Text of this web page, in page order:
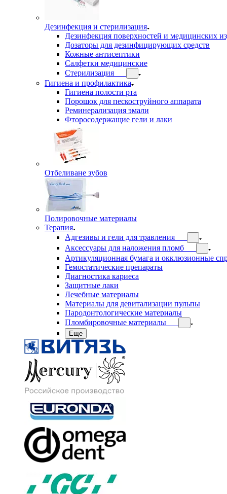
Дезинфекция и стерилизация
Дезинфекция поверхностей и медицинских
Дозаторы для дезинфицирующих средств
Кожные антисептики
Салфетки медицинские
Стерилизация
Гигиена и профилактика
Гигиена полости рта
Порошок для пескоструйного аппарата
Реминерализация эмали
Фторосодержащие гели и лаки
Отбеливане зубов
Полировочные материалы
Терапия
Адгезивы и гели для травления
Аксессуары для наложения пломб
Артикуляционная бумага и окклюзионные
Гемостатические препараты
Диагностика кариеса
Защитные лаки
Лечебные материалы
Материалы для девитализации пульпы
Пародонтологические материалы
Пломбировочные материалы
Еще